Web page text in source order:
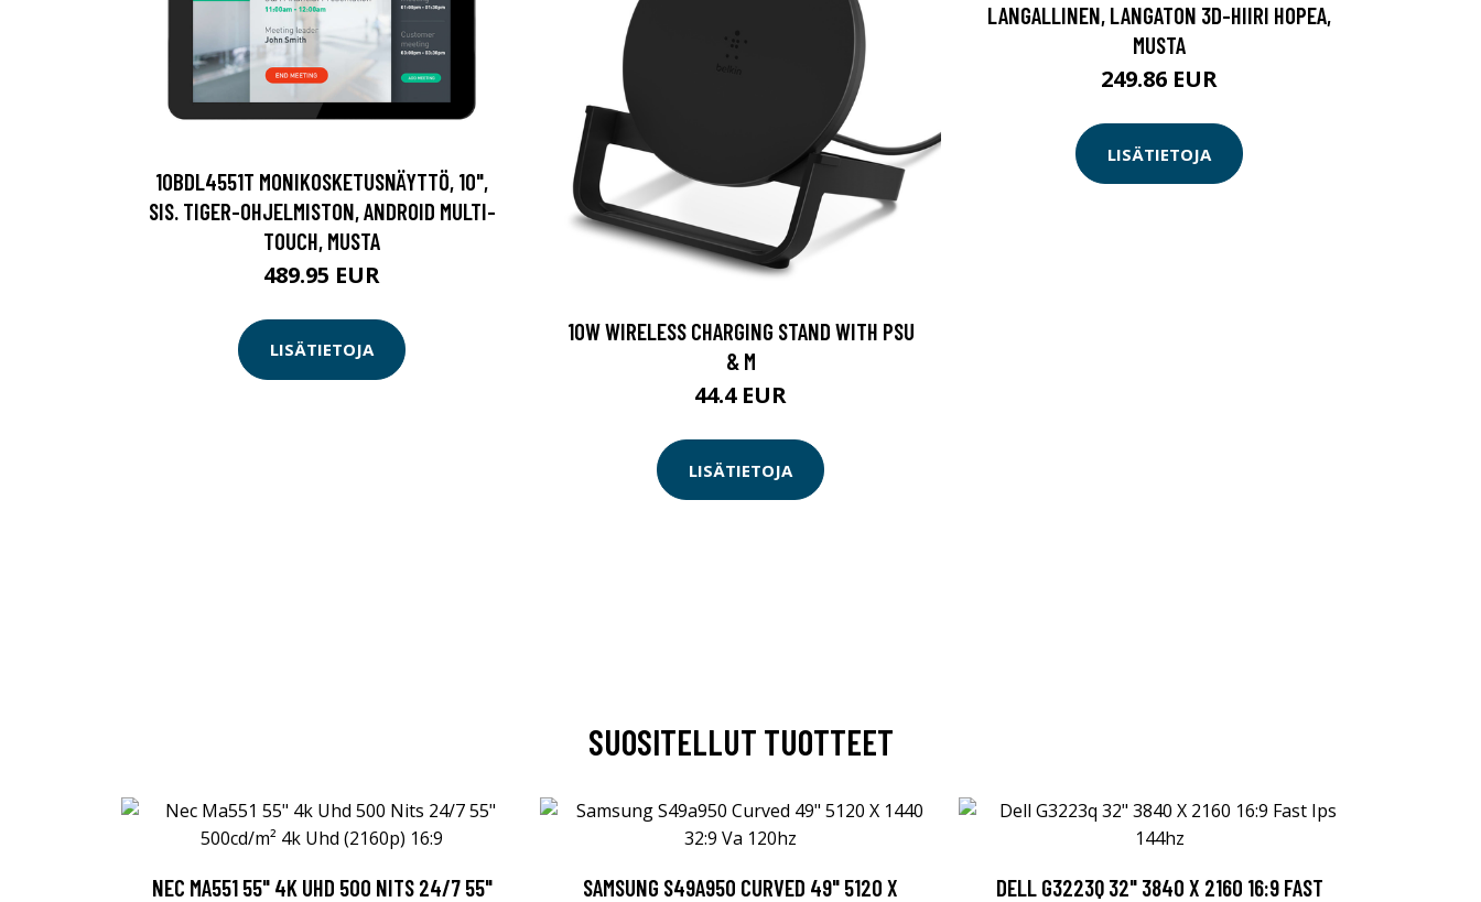
10BDL4551T MONIKOSKETUSNÄYTTÖ, 10",
SIS. TIGER-OHJELMISTON, ANDROID MULTI-
TOUCH, MUSTA
489.95 EUR
LISÄTIETOJA
10W WIRELESS CHARGING STAND WITH PSU
& M
44.4 EUR
LISÄTIETOJA
LANGALLINEN, LANGATON 3D-HIIRI HOPEA,
MUSTA
249.86 EUR
LISÄTIETOJA
SUOSITELLUT TUOTTEET
NEC MA551 55" 4K UHD 500 NITS 24/7 55"
SAMSUNG S49A950 CURVED 49" 5120 X
DELL G3223Q 32" 3840 X 2160 16:9 FAST